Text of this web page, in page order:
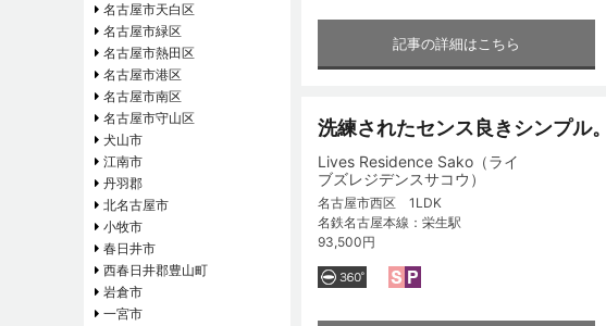
記事の詳細はこちら
洗練されたセンス良きシンプル。
Lives Residence Sako（ライ
ブズレジデンスサコウ）
名古屋市西区 1LDK
名鉄名古屋本線：栄生駅
93,500円
名古屋市天白区
名古屋市緑区
名古屋市熱田区
名古屋市港区
名古屋市南区
名古屋市守山区
犬山市
江南市
丹羽郡
北名古屋市
小牧市
春日井市
西春日井郡豊山町
岩倉市
一宮市